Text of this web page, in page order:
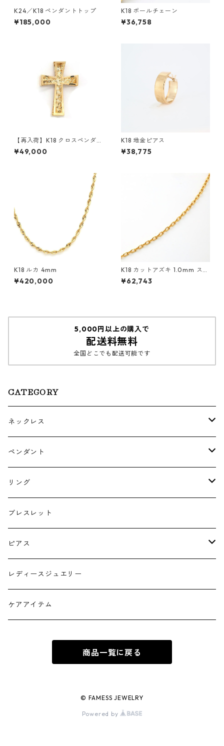
K24／K18 ペンダントトップ
¥185,000
K18 ボールチェーン
¥36,758
【再入荷】K18 クロスペンダン
ト
¥49,000
K18 地金ピアス
¥38,775
K18 ルカ 4mm
¥420,000
K18 カットアズキ 1.0mm スラ
イド付き
¥62,743
5,000円以上の購入で
配送料無料
全国どこでも配送可能です
CATEGORY
ネックレス
ゴールド・プラチナ
シルバー
ペンダント
ゴールド
シルバー
リング
ゴールド
シルバー
ブレスレット
ピアス
ゴールド フープタイプ
シルバー フープタイプ
シルバー スタッドピアス
レディースジュエリー
ケアアイテム
商品一覧に戻る
© FAMESS JEWELRY
Powered by